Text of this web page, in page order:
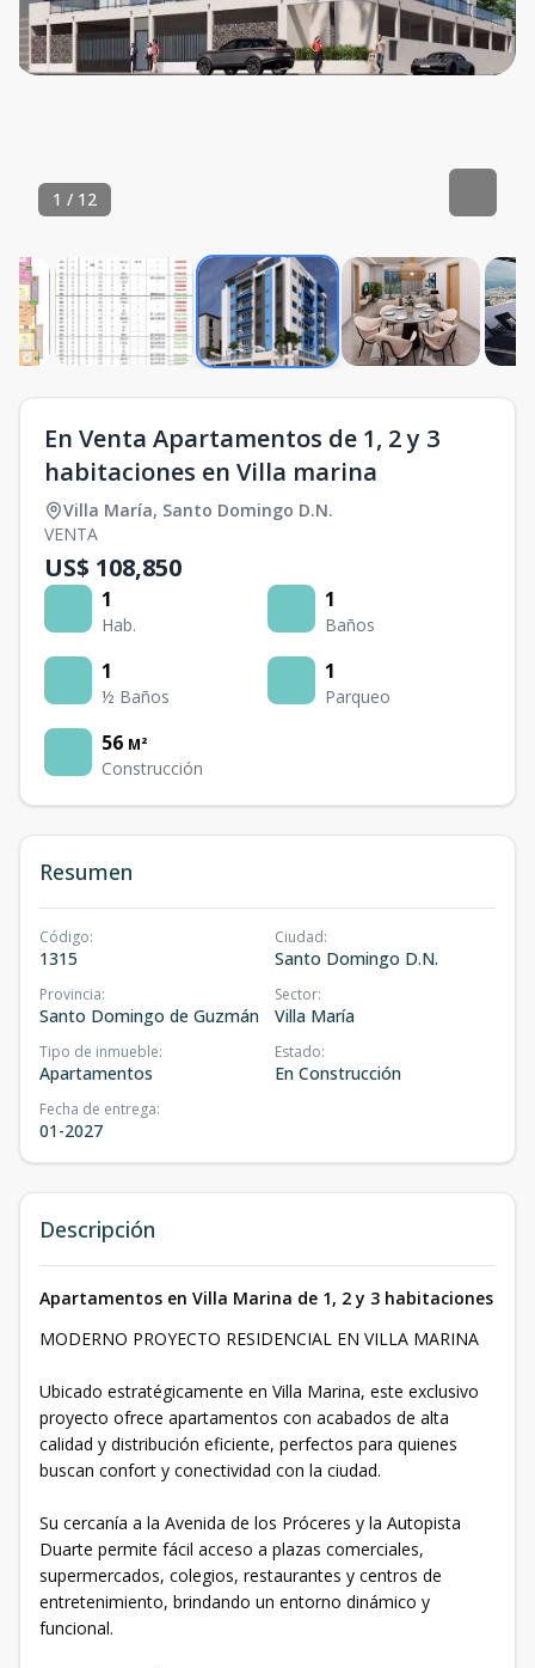
1 / 12
En Venta Apartamentos de 1, 2 y 3
habitaciones en Villa marina
Villa María, Santo Domingo D.N.
VENTA
US$ 108,850
1
Hab.
1
Baños
1
½ Baños
1
Parqueo
56 M²
Construcción
Resumen
Código:
1315
Ciudad:
Santo Domingo D.N.
Provincia:
Santo Domingo de Guzmán
Sector:
Villa María
Tipo de inmueble:
Apartamentos
Estado:
En Construcción
Fecha de entrega:
01-2027
Descripción
Apartamentos en Villa Marina de 1, 2 y 3 habitaciones
MODERNO PROYECTO RESIDENCIAL EN VILLA MARINA
Ubicado estratégicamente en Villa Marina, este exclusivo
proyecto ofrece apartamentos con acabados de alta
calidad y distribución eficiente, perfectos para quienes
buscan confort y conectividad con la ciudad.
Su cercanía a la Avenida de los Próceres y la Autopista
Duarte permite fácil acceso a plazas comerciales,
supermercados, colegios, restaurantes y centros de
entretenimiento, brindando un entorno dinámico y
funcional.